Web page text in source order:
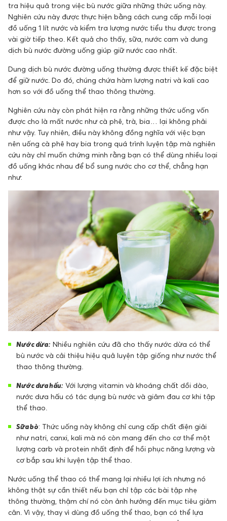
tra hiệu quả trong việc bù nước giữa những thức uống này.
Nghiên cứu này được thực hiện bằng cách cung cấp mỗi loại
đồ uống 1 lít nước và kiểm tra lượng nước tiểu thu được trong
vài giờ tiếp theo. Kết quả cho thấy, sữa, nước cam và dung
dịch bù nước đường uống giúp giữ nước cao nhất.
Dung dịch bù nước đường uống thường được thiết kế đặc biệt
để giữ nước. Do đó, chúng chứa hàm lượng natri và kali cao
hơn so với đồ uống thể thao thông thường.
Nghiên cứu này còn phát hiện ra rằng những thức uống vốn
được cho là mất nước như cà phê, trà, bia… lại không phải
như vậy. Tuy nhiên, điều này không đồng nghĩa với việc bạn
nên uống cà phê hay bia trong quá trình luyện tập mà nghiên
cứu này chỉ muốn chứng minh rằng bạn có thể dùng nhiều loại
đồ uống khác nhau để bổ sung nước cho cơ thể, chẳng hạn
như:
Nước dừa: Nhiều nghiên cứu đã cho thấy nước dừa có thể
bù nước và cải thiệu hiệu quả luyện tập giống như nước thể
thao thông thường.
Nước dưa hấu: Với lượng vitamin và khoáng chất dồi dào,
nước dưa hấu có tác dụng bù nước và giảm đau cơ khi tập
thể thao.
Sữa bò: Thức uống này không chỉ cung cấp chất điện giải
như natri, canxi, kali mà nó còn mang đến cho cơ thể một
lượng carb và protein nhất định để hồi phục năng lượng và
cơ bắp sau khi luyện tập thể thao.
Nước uống thể thao có thể mang lại nhiều lợi ích nhưng nó
không thật sự cần thiết nếu bạn chỉ tập các bài tập nhẹ
thông thường, thậm chí nó còn ảnh hưởng đến mục tiêu giảm
cân. Vì vậy, thay vì dùng đồ uống thể thao, bạn có thể lựa